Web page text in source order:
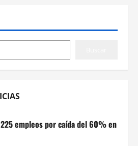
empleos por caída del 60% en